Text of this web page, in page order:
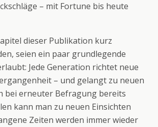
– mit Fortune bis heute
dieser Publikation kurz
seien ein paar grundlegende
Jede Generation richtet neue
– und gelangt zu neuen
bei erneuter Befragung bereits
kann man zu neuen Einsichten
Zeiten werden immer wieder